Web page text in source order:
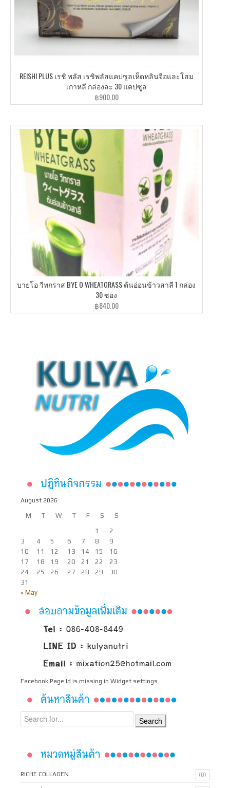
REISHI PLUS เรชิ พลัส เรชิพลัสแคปซูลเห็ดหลินจือและโสม
เกาหลี กล่องละ 30 แคปซูล
฿900.00
บายโอ วีทกราส BYE O WHEATGRASS ต้นอ่อนข้าวสาลี 1 กล่อง
30 ซอง
฿840.00
August 2026
M T W T F S S
« May
1
2
3
4 5 6 7 8
9
10
11 12 13 14 15
16
17
18 19 20 21 22
23
24
25 26 27 28 29
30
31
Facebook Page Id is missing in Widget settings.
RICHE COLLAGEN (0)